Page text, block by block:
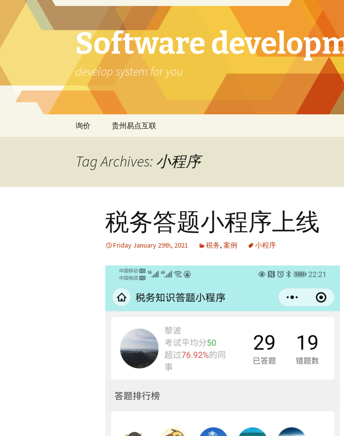
Software
develop system for you
Skip
询价 贵州易点互联
Tag Archives: 小程序
税务答题小程序上线
Friday January 29th, 2021 税务, 案例 小程序